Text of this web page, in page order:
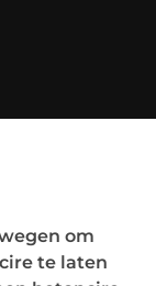
om
te laten